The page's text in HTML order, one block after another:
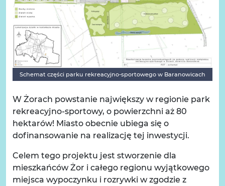
Schemat części parku rekreacyjno-sportowego w Baranowicach
W Żorach powstanie największy w regionie park
rekreacyjno-sportowy, o powierzchni aż 80
hektarów! Miasto obecnie ubiega się o
dofinansowanie na realizację tej inwestycji.
Celem tego projektu jest stworzenie dla
mieszkańców Żor i całego regionu wyjątkowego
miejsca wypoczynku i rozrywki w zgodzie z